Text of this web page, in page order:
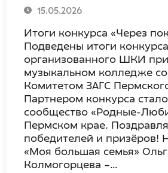
15.05.2026
Итоги конкурса «Через
Подведены итоги
организованного ШКИ
музыкальном колледже
Комитетом ЗАГС
Партнером конкурса
сообщество «Родные-
Пермском крае.
победителей и призёров!
«Моя большая семья»
Колмогорцева –…